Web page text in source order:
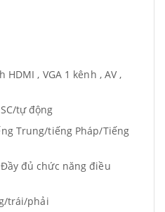
, VGA 1 kênh , AV ,
tự động
Trung/tiếng Pháp/Tiếng
đủ chức năng điều
trái/phải